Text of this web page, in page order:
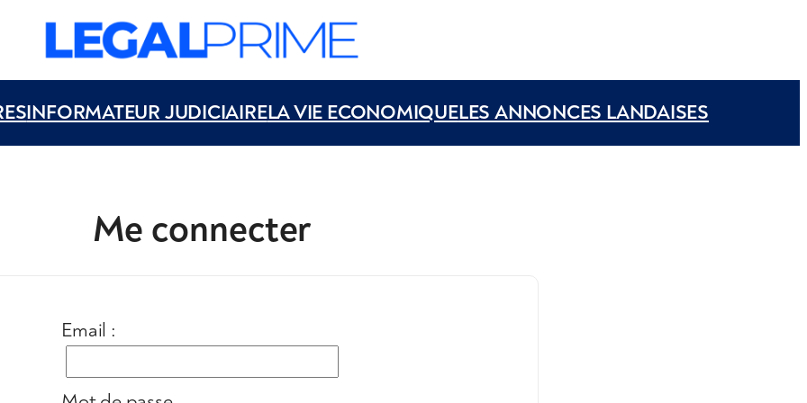
INFORMATEUR JUDICIAIRELA VIE ECONOMIQUELES ANNONCES LANDAISES
Me connecter
Email :